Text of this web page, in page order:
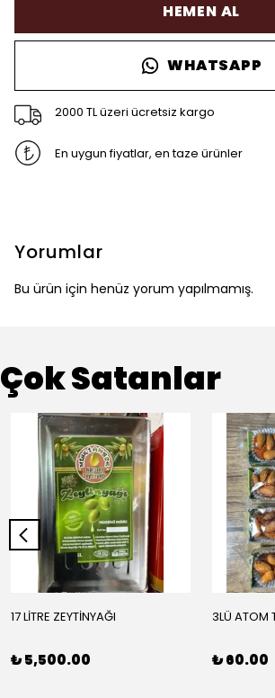
HEMEN AL
WHATSAPP
2000 TL üzeri ücretsiz kargo
En uygun fiyatlar, en taze ürünler
Yorumlar
Bu ürün için henüz yorum yapılmamış.
Çok Satanlar
17 LİTRE ZEYTİNYAĞI
₺ 5,500.00
3LÜ ATOM
₺ 60.00